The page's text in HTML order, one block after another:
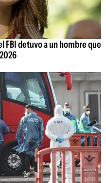
FBI detuvo a un hombre que